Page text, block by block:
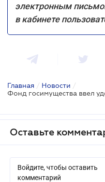
электронным
в кабинете
Главная / Новости /
Оставьте
Войдите, чтобы оставить
комментарий